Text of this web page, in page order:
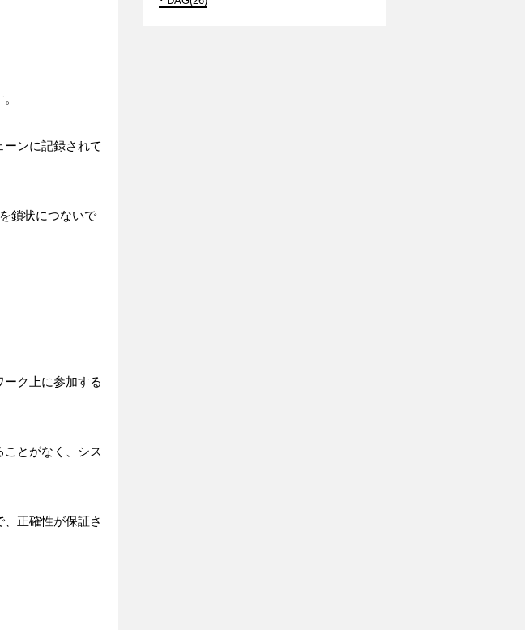
ンに記録されて
鎖状につないで
ク上に参加する
とがなく、シス
正確性が保証さ